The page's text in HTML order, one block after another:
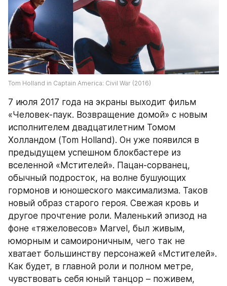
Tom Holland in Captain America: Civil War (2016)
7 июля 2017 года на экраны выходит фильм
«Человек-паук. Возвращение домой» с новым
исполнителем двадцатилетним Томом
Холландом (Tom Holland). Он уже появился в
предыдущем успешном блокбастере из
вселенной «Мстителей». Пацан-сорванец,
обычный подросток, на волне бушующих
гормонов и юношеского максимализма. Таков
новый образ старого героя. Свежая кровь и
другое прочтение роли. Маленький эпизод на
фоне «тяжеловесов» Marvel, был живым,
юморным и самоироничным, чего так не
хватает большинству персонажей «Мстителей».
Как будет, в главной роли и полном метре,
чувствовать себя юный танцор – поживем,